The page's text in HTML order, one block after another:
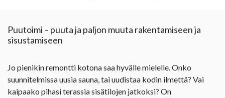
Puutoimi – puuta ja paljon muuta rakentamiseen ja
sisustamiseen
Jo pienikin remontti kotona saa hyvälle mielelle. Onko
suunnitelmissa uusia sauna, tai uudistaa kodin ilmettä? Vai
kaipaako pihasi terassia sisätilojen jatkoksi? On